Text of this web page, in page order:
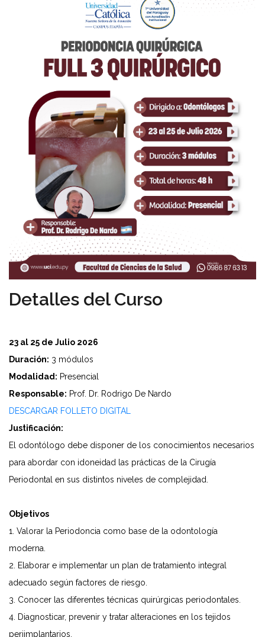
Detalles del Curso
23 al 25 de Julio 2026
Duración: 3 módulos
Modalidad: Presencial
Responsable: Prof. Dr. Rodrigo De Nardo
DESCARGAR FOLLETO DIGITAL
Justificación:
El odontólogo debe disponer de los conocimientos necesarios
para abordar con idoneidad las prácticas de la Cirugía
Periodontal en sus distintos niveles de complejidad.
Objetivos
1. Valorar la Periodoncia como base de la odontología
moderna.
2. Elaborar e implementar un plan de tratamiento integral
adecuado según factores de riesgo.
3. Conocer las diferentes técnicas quirúrgicas periodontales.
4. Diagnosticar, prevenir y tratar alteraciones en los tejidos
periimplantarios.